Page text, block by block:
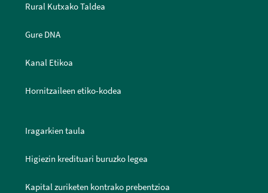
Rural Kutxako Taldea
Gure DNA
Kanal Etikoa
Hornitzaileen etiko-kodea
Iragarkien taula
Higiezin kredituari buruzko legea
Kapital zuriketen kontrako prebentzioa